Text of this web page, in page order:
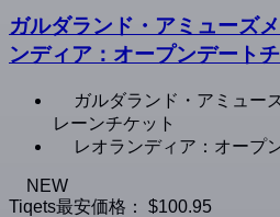
ガルダランド・アミューズ
ンディア：オープンデート
ガルダランド・アミュー
レーンチケット
レオランディア：オープ
NEW
Tiqets最安価格：
$100.95